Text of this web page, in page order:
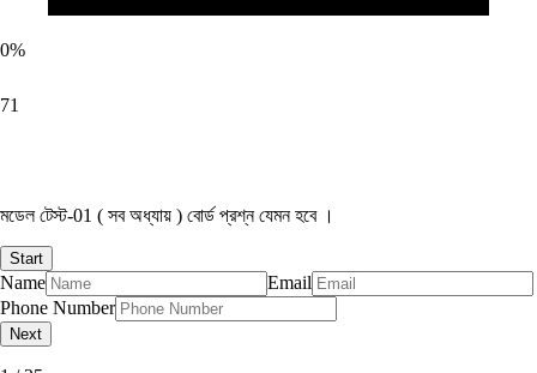
0%
71
মডেল টেস্ট-01 ( সব অধ্যায় ) বোর্ড প্রশ্ন যেমন হবে ।
Name
Email
Phone Number